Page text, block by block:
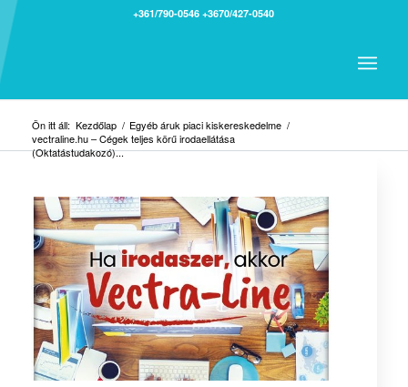
+361/790-0546 +3670/427-0540
Ön itt áll: Kezdőlap / Egyéb áruk piaci kiskereskedelme /
vectraline.hu – Cégek teljes körű irodaellátása
(Oktatástudakozó)...